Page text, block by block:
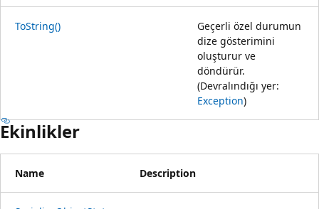
ToString()
Geçerli özel durumun
dize gösterimini
oluşturur ve
döndürür.
(Devralındığı yer:
Exception)
Ekinlikler
Name Description